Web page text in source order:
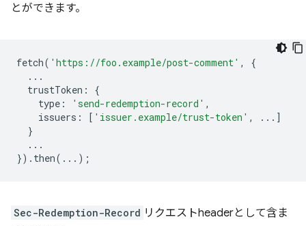
とができます。
fetch( 'https://foo.example/post-comment' ,
{
...
trustToken :
{
type : 'send-redemption-record' ,
issuers : [ 'issuer.example/trust-token' ,
...]
}
...
}). then(...);
Sec-Redemption-Record リクエストheaderとして含ま